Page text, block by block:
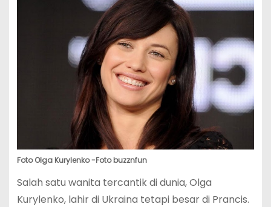
Foto Olga Kurylenko -Foto buzznfun
Salah satu wanita tercantik di dunia, Olga
Kurylenko, lahir di Ukraina tetapi besar di Prancis.